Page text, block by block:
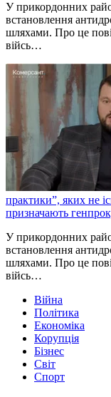
У прикордонних
встановлення
шляхами. Про це
війсь…
практики”, яких не
призначають
У прикордонних
встановлення
шляхами. Про це
війсь…
Війна
Політика
Економіка
Корупція
Бізнес
Світ
Спорт